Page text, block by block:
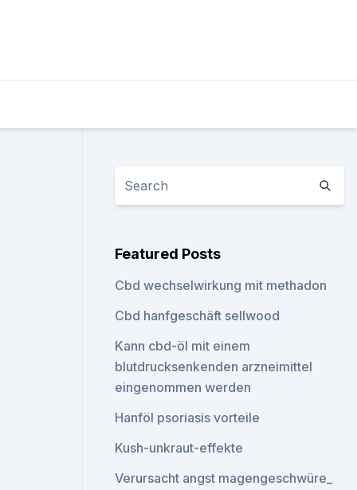
Featured Posts
Cbd wechselwirkung mit methadon
Cbd hanfgeschäft sellwood
Kann cbd-öl mit einem
blutdrucksenkenden arzneimittel
eingenommen werden
Hanföl psoriasis vorteile
Kush-unkraut-effekte
Verursacht angst magengeschwüre_